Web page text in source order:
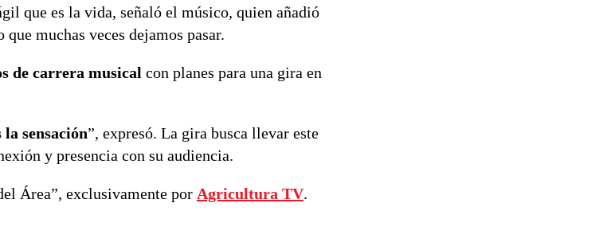
que es la vida, señaló el músico, quien añadió
muchas veces dejamos pasar.
de carrera musical con planes para una gira en
sensación”, expresó. La gira busca llevar este
y presencia con su audiencia.
Área”, exclusivamente por Agricultura TV.